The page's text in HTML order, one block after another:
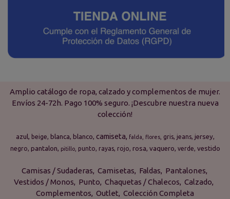
Amplio catálogo de ropa, calzado y complementos de mujer.
Envíos 24-72h. Pago 100% seguro. ¡Descubre nuestra nueva
colección!
azul beige blanca blanco camiseta falda flores gris jeans jersey
negro pantalon pitillo punto rayas rojo rosa vaquero verde vestido
Camisas / Sudaderas Camisetas Faldas
Pantalones
Vestidos / Monos
Punto Chaquetas / Chalecos Calzado
Complementos Outlet Colección Completa